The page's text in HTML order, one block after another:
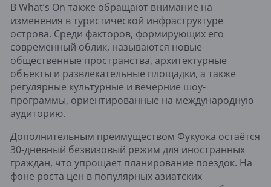
В What’s On также обращают внимание на
изменения в туристической инфраструктуре
острова. Среди факторов, формирующих его
современный облик, называются новые
общественные пространства, архитектурные
объекты и развлекательные площадки, а также
регулярные культурные и вечерние шоу-
программы, ориентированные на международную
аудиторию.
Дополнительным преимуществом Фукуока остаётся
30-дневный безвизовый режим для иностранных
граждан, что упрощает планирование поездок. На
фоне роста цен в популярных азиатских